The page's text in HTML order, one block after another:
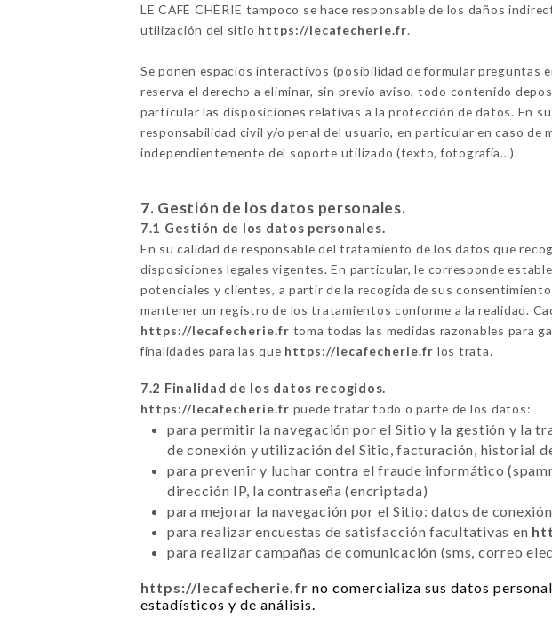
LE CAFÉ CHÉRIE tampoco se hace responsable de los daños
utilización del sitio https://lecafecherie.fr.
Se ponen espacios interactivos (posibilidad de formular preguntas
reserva el derecho a eliminar, sin previo aviso, todo contenido
particular las disposiciones relativas a la protección de datos. En
responsabilidad civil y/o penal del usuario, en particular en caso
independientemente del soporte utilizado (texto, fotografía…).
7. Gestión de los datos personales.
7.1 Gestión de los datos personales.
En su calidad de responsable del tratamiento de los datos que
disposiciones legales vigentes. En particular, le corresponde
potenciales y clientes, a partir de la recogida de sus
mantener un registro de los tratamientos conforme a la realidad.
https://lecafecherie.fr toma todas las medidas razonables para
finalidades para las que https://lecafecherie.fr los trata.
7.2 Finalidad de los datos recogidos.
https://lecafecherie.fr puede tratar todo o parte de los datos:
para permitir la navegación por el Sitio y la gestión y la
de conexión y utilización del Sitio, facturación, historial
para prevenir y luchar contra el fraude informático
dirección IP, la contraseña (encriptada)
para mejorar la navegación por el Sitio: datos de
para realizar encuestas de satisfacción facultativas en
para realizar campañas de comunicación (sms, correo
https://lecafecherie.fr no comercializa sus datos
estadísticos y de análisis.